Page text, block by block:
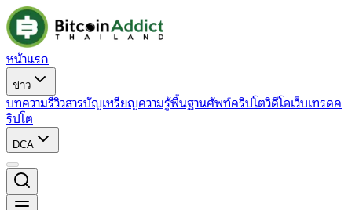
หน้าแรก
ข่าว
บทความรีวิวสารบัญเหรียญความรู้พื้นฐานศัพท์คริปโตวิดีโอเว็บเทรดค
ริปโต
DCA